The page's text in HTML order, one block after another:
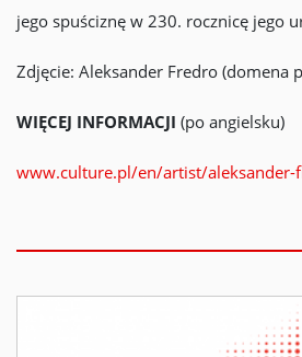
jego spuściznę w 230. rocznicę jego
Zdjęcie: Aleksander Fredro (domena
WIĘCEJ INFORMACJI (po angielsku)
www.culture.pl/en/artist/aleksander-